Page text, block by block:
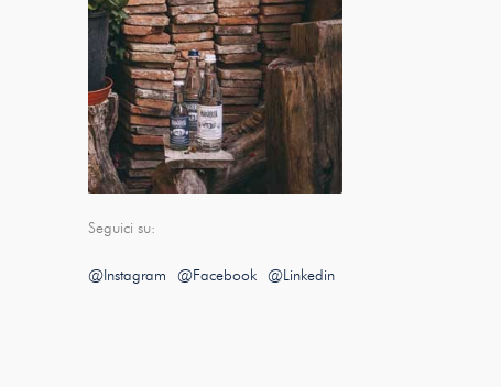
Seguici su:
@Instagram @Facebook @Linkedin